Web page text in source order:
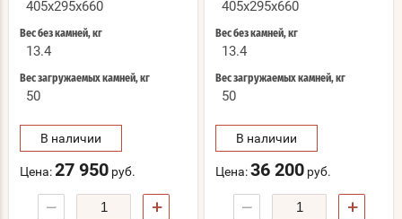
405x295x660
Вес без камней, кг
13.4
Вес загружаемых камней, кг
50
В наличии
Цена:27 950 руб.
− +
405x295x660
Вес без камней, кг
13.4
Вес загружаемых камней, кг
50
В наличии
Цена:36 200 руб.
− +